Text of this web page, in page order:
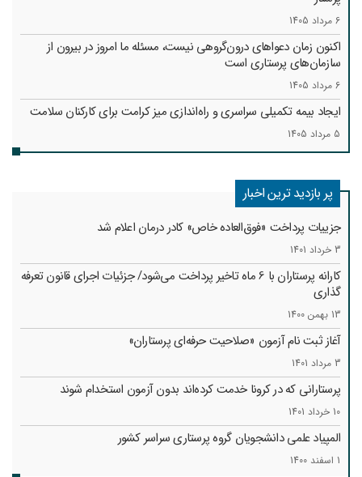
6 مرداد 1405
اکنون زمان دعواهای درون‌گروهی نیست، مسئله ما امروز در بیرون از
سازمان‌های پرستاری است
6 مرداد 1405
ایجاد بیمه تکمیلی سراسری و راه‌اندازی میز کرامت برای کارکنان سلامت
5 مرداد 1405
پر بازدید ترین اخبار
جزییات پرداخت «فوق‌العاده خاص» کادر درمان اعلام شد
3 خرداد 1401
کارانه‌ پرستاران با 6 ماه تاخیر پرداخت می‌شود/ جزئیات اجرای قانون تعرفه
گذاری
13 بهمن 1400
آغاز ثبت نام آزمون «صلاحیت حرفه‌ای پرستاران»
3 مرداد 1401
پرستارانی که در کرونا خدمت کرد‌ه‌اند بدون آزمون استخدام شوند
10 خرداد 1401
المپیاد علمی دانشجویان گروه پرستاری سراسر کشور
1 اسفند 1400